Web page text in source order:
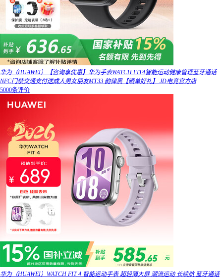
华为（HUAWEI）【咨询享优惠】华为手表WATCH FIT4智能运动健康管理蓝牙通话
NFC门禁交通支付送成人男女朋友MT33 韵律黑【晒单好礼】 JD电竞官方店
5000条评价
华为（HUAWEI）WATCH FIT 4 智能运动手表 超轻薄大屏 潮流运动 长续航 蓝牙通话